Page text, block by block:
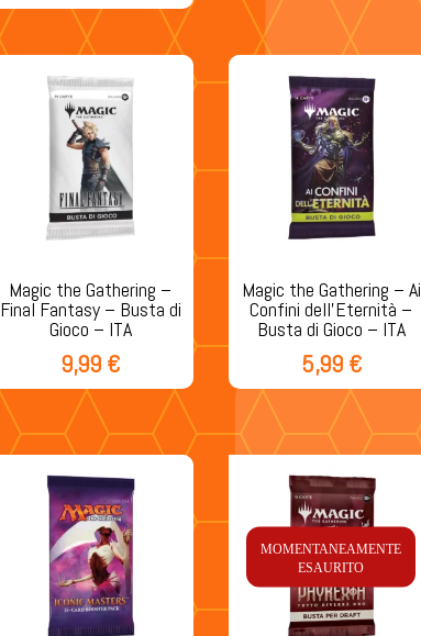
Magic the Gathering –
Final Fantasy – Busta di
Gioco – ITA
9,99 €
Magic the Gathering – Ai
Confini dell’Eternità –
Busta di Gioco – ITA
5,99 €
MOMENTANEAMENTE
ESAURITO